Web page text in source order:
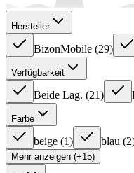
Hersteller
BizonMobile (29)
Verfügbarkeit
Beide Lag. (21)
Farbe
beige (1) blau (2
Mehr anzeigen (+15)